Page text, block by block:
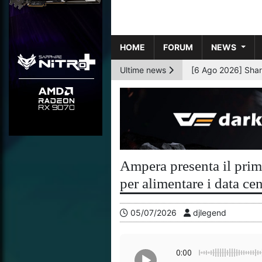
HOME FORUM NEWS
Ultime news
[6 Ago 2026]
Ampera presenta il
per alimentare i data
05/07/2026 djlegend
0:00